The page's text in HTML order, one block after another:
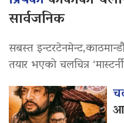
सार्वजनिक
सबस्त
तयार भएको चलचित्र